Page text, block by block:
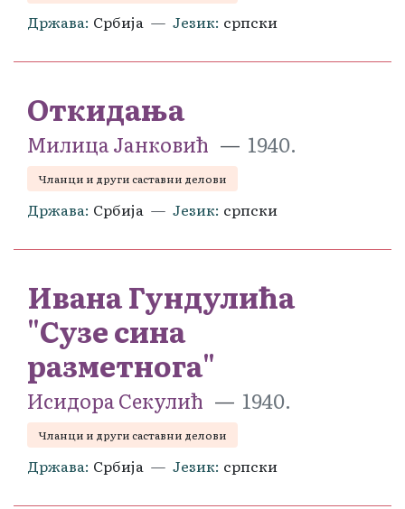
Држава Србија Језик српски
Откидања
Милица Јанковић 1940.
Чланци и други саставни делови
Држава Србија Језик српски
Ивана Гундулића
"Сузе сина
разметнога"
Исидора Секулић 1940.
Чланци и други саставни делови
Држава Србија Језик српски